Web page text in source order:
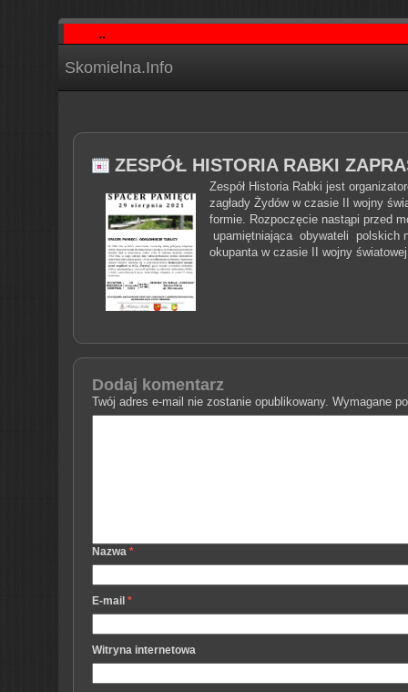
Skomielna.Info
ZESPÓŁ HISTORIA RABKI
Zespół Historia Rabki jest
zagłady Żydów w czasie II wojny
formie. Rozpoczęcie nastąpi przed
upamiętniająca obywateli polskich
okupanta w czasie II wojny
Dodaj komentarz
Twój adres e-mail nie zostanie opublikowany. Wymagane
Nazwa *
E-mail *
Witryna internetowa